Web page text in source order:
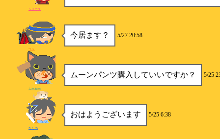
シリウス
今居ます？ 5/27 20:58
ウル
ムーンパンツ購入していいですか？ 5/25
しーせー
おはようございます 5/25 6:38
なたの